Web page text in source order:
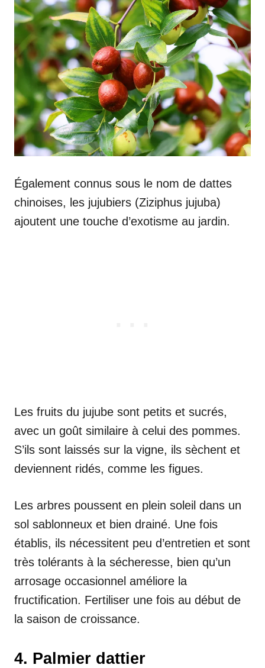
Également connus sous le nom de dattes
chinoises, les jujubiers (Ziziphus jujuba)
ajoutent une touche d’exotisme au jardin.
Les fruits du jujube sont petits et sucrés,
avec un goût similaire à celui des pommes.
S’ils sont laissés sur la vigne, ils sèchent et
deviennent ridés, comme les figues.
Les arbres poussent en plein soleil dans un
sol sablonneux et bien drainé. Une fois
établis, ils nécessitent peu d’entretien et sont
très tolérants à la sécheresse, bien qu’un
arrosage occasionnel améliore la
fructification. Fertiliser une fois au début de
la saison de croissance.
4. Palmier dattier